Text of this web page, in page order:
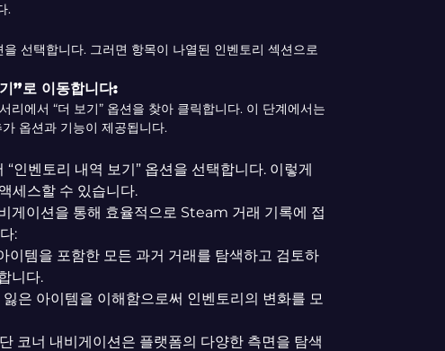
.
을 선택합니다. 그러면 항목이 나열된 인벤토리 섹션으로
”로 이동합니다:
리에서 “더 보기” 옵션을 찾아 클릭합니다. 이 단계에서는
옵션과 기능이 제공됩니다.
인벤토리 내역 보기” 옵션을 선택합니다. 이렇게
세스할 수 있습니다.
게이션을 통해 효율적으로 Steam 거래 기록에 접
:
이템을 포함한 모든 과거 거래를 탐색하고 검토하
니다.
은 아이템을 이해함으로써 인벤토리의 변화를 모
코너 내비게이션은 플랫폼의 다양한 측면을 탐색